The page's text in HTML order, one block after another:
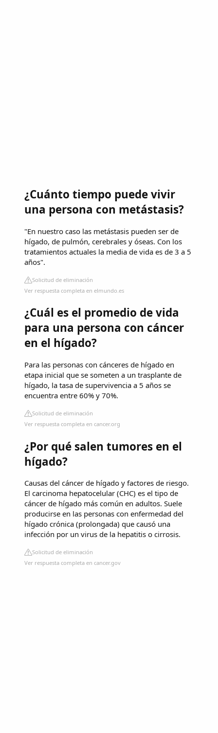
¿Cuánto tiempo puede vivir
una persona con metástasis?
"En nuestro caso las metástasis pueden ser de
hígado, de pulmón, cerebrales y óseas. Con los
tratamientos actuales la media de vida es de 3 a 5
años".
Solicitud de eliminación
Ver respuesta completa en elmundo.es
¿Cuál es el promedio de vida
para una persona con cáncer
en el hígado?
Para las personas con cánceres de hígado en
etapa inicial que se someten a un trasplante de
hígado, la tasa de supervivencia a 5 años se
encuentra entre 60% y 70%.
Solicitud de eliminación
Ver respuesta completa en cancer.org
¿Por qué salen tumores en el
hígado?
Causas del cáncer de hígado y factores de riesgo.
El carcinoma hepatocelular (CHC) es el tipo de
cáncer de hígado más común en adultos. Suele
producirse en las personas con enfermedad del
hígado crónica (prolongada) que causó una
infección por un virus de la hepatitis o cirrosis.
Solicitud de eliminación
Ver respuesta completa en cancer.gov